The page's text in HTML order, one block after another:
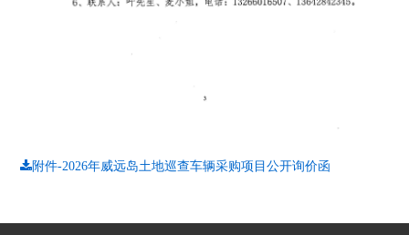
附件-2026年威远岛土地巡查车辆采购项目公开询价函